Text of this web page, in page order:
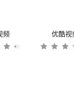
频 优酷视